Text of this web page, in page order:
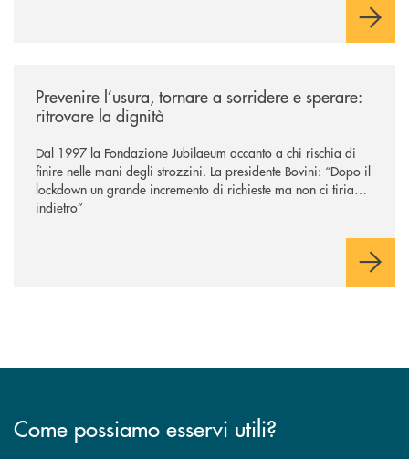
Prevenire l’usura, tornare a sorridere e sperare:
ritrovare la dignità
Dal 1997 la Fondazione Jubilaeum accanto a chi rischia di
finire nelle mani degli strozzini. La presidente Bovini: “Dopo il
lockdown un grande incremento di richieste ma non ci tiriamo
indietro”
Come possiamo esservi utili?